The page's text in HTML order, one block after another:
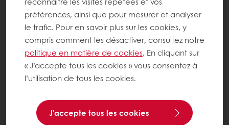
préférences, ainsi que pour mesurer et analyser
le trafic. Pour en savoir plus sur les cookies, y
compris comment les désactiver, consultez notre
politique en matière de cookies. En cliquant sur
« J’accepte tous les cookies » vous consentez à
l’utilisation de tous les cookies.
J’accepte tous les cookies